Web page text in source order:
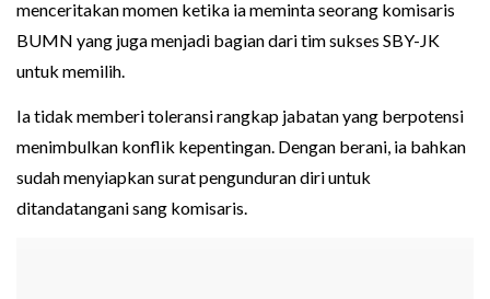
menceritakan momen ketika ia meminta seorang komisaris
BUMN yang juga menjadi bagian dari tim sukses SBY-JK
untuk memilih.
Ia tidak memberi toleransi rangkap jabatan yang berpotensi
menimbulkan konflik kepentingan. Dengan berani, ia bahkan
sudah menyiapkan surat pengunduran diri untuk
ditandatangani sang komisaris.